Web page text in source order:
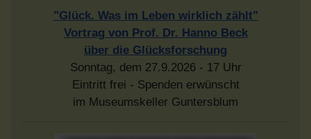
"Glück. Was im Leben wirklich zählt"
Vortrag von Prof. Dr. Hanno Beck
über die Glücksforschung
Sonntag, dem 27.9.2026 - 17 Uhr
Eintritt frei - Spenden erwünscht
im Museumskeller Guntersblum